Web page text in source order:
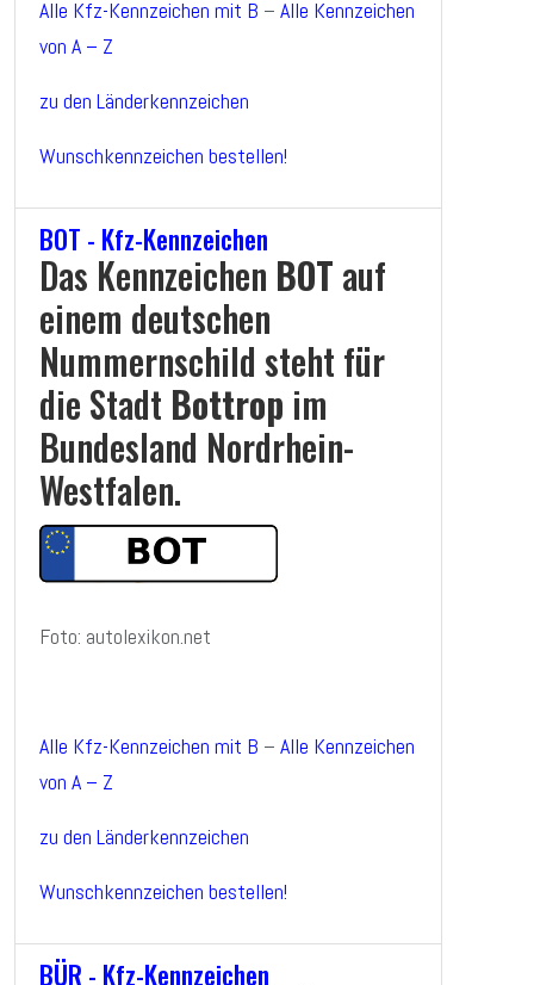
Alle Kfz-Kennzeichen mit B – Alle Kennzeichen
von A – Z
zu den Länderkennzeichen
Wunschkennzeichen bestellen!
BOT - Kfz-Kennzeichen
Das Kennzeichen BOT auf
einem deutschen
Nummernschild steht für
die Stadt Bottrop im
Bundesland Nordrhein-
Westfalen.
Foto: autolexikon.net
Alle Kfz-Kennzeichen mit B – Alle Kennzeichen
von A – Z
zu den Länderkennzeichen
Wunschkennzeichen bestellen!
BÜR - Kfz-Kennzeichen